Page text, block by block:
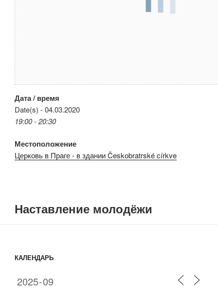
Дата / время
Date(s) - 04.03.2020
19:00 - 20:30
Местоположение
Церковь в Праге - в здании Českobratrské církve
Наставление молодёжи
КАЛЕНДАРЬ